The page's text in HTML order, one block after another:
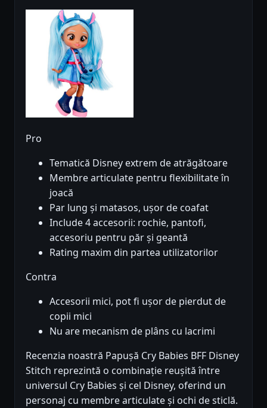
Pro
Tematică Disney extrem de atrăgătoare
Membre articulate pentru flexibilitate în
joacă
Par lung și matasos, ușor de coafat
Include 4 accesorii: rochie, pantofi,
accesoriu pentru păr și geantă
Rating maxim din partea utilizatorilor
Contra
Accesorii mici, pot fi ușor de pierdut de
copii mici
Nu are mecanism de plâns cu lacrimi
Recenzia noastră Papușă Cry Babies BFF Disney
Stitch reprezintă o combinație reușită între
universul Cry Babies și cel Disney, oferind un
personaj cu membre articulate și ochi de sticlă.